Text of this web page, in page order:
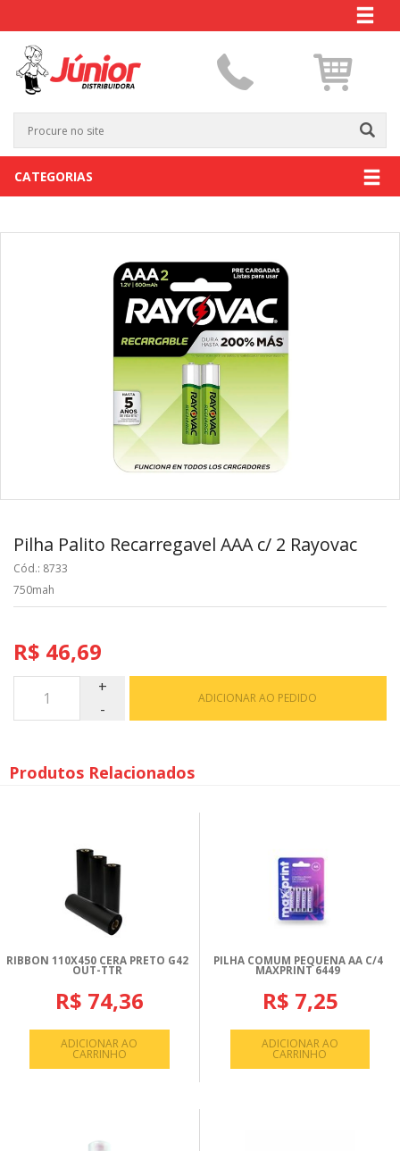
CATEGORIAS
Pilha Palito Recarregavel AAA c/ 2 Rayovac
Cód.: 8733
750mah
R$ 46,69
ADICIONAR AO PEDIDO
Produtos Relacionados
RIBBON 110X450 CERA PRETO G42
OUT-TTR
R$ 74,36
ADICIONAR AO
CARRINHO
PILHA COMUM PEQUENA AA C/4
MAXPRINT 6449
R$ 7,25
ADICIONAR AO
CARRINHO